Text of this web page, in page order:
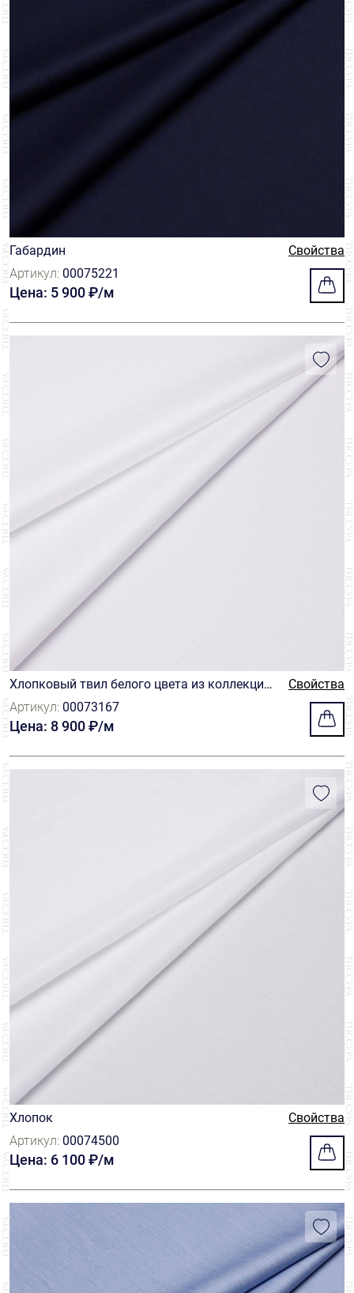
Габардин
Свойства
Артикул: 00075221
Цена: 5 900 ₽/м
Хлопковый твил белого цвета из коллекции
«Путешествие» (Journey) от Thomas Mason
Свойства
Артикул: 00073167
Цена: 8 900 ₽/м
Хлопок
Свойства
Артикул: 00074500
Цена: 6 100 ₽/м